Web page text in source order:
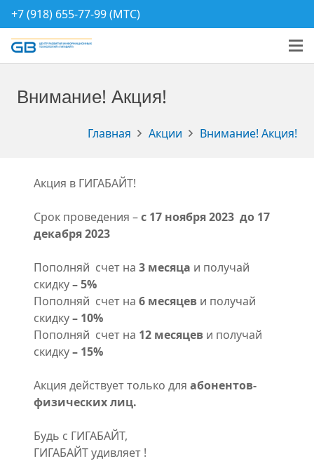
+7 (918) 655-77-99 (МТС)
Внимание! Акция!
Главная Акции Внимание! Акция!
Акция в ГИГАБАЙТ!
Срок проведения –с 17 ноября 2023 до 17
декабря 2023
Пополняй счет на 3 месяца и получай
скидку– 5%
Пополняй счет на 6 месяцев и получай
скидку– 10%
Пополняй счет на 12 месяцев и получай
скидку– 15%
Акция действует только для абонентов-
физических лиц.
Будь с ГИГАБАЙТ,
ГИГАБАЙТ удивляет !